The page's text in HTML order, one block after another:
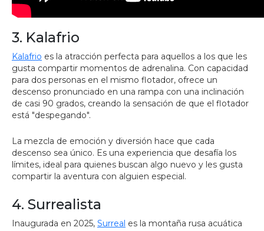
3. Kalafrio
Kalafrio es la atracción perfecta para aquellos a los que les
gusta compartir momentos de adrenalina. Con capacidad
para dos personas en el mismo flotador, ofrece un
descenso pronunciado en una rampa con una inclinación
de casi 90 grados, creando la sensación de que el flotador
está "despegando".
La mezcla de emoción y diversión hace que cada
descenso sea único. Es una experiencia que desafía los
límites, ideal para quienes buscan algo nuevo y les gusta
compartir la aventura con alguien especial.
4. Surrealista
Inaugurada en 2025, Surreal es la montaña rusa acuática